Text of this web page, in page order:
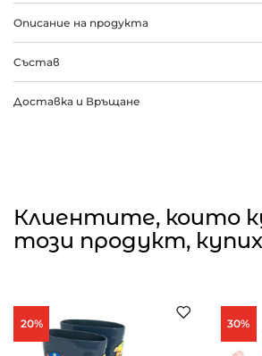
Описание на продукта
Състав
Доставка и Връщане
Клиентите, които
този продукт,
20% 30%